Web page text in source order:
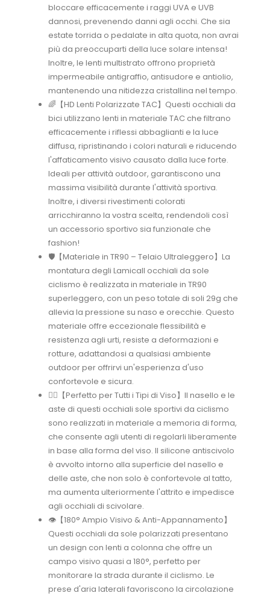
bloccare efficacemente i raggi UVA e UVB
dannosi, prevenendo danni agli occhi. Che sia
estate torrida o pedalate in alta quota, non avrai
più da preoccuparti della luce solare intensa!
Inoltre, le lenti multistrato offrono proprietà
impermeabile antigraffio, antisudore e antiolio,
mantenendo una nitidezza cristallina nel tempo.
🌈【HD Lenti Polarizzate TAC】Questi occhiali da
bici utilizzano lenti in materiale TAC che filtrano
efficacemente i riflessi abbaglianti e la luce
diffusa, ripristinando i colori naturali e riducendo
l'affaticamento visivo causato dalla luce forte.
Ideali per attività outdoor, garantiscono una
massima visibilità durante l'attività sportiva.
Inoltre, i diversi rivestimenti colorati
arricchiranno la vostra scelta, rendendoli così
un accessorio sportivo sia funzionale che
fashion!
🛡️【Materiale in TR90 – Telaio Ultraleggero】La
montatura degli Lamicall occhiali da sole
ciclismo è realizzata in materiale in TR90
superleggero, con un peso totale di soli 29g che
allevia la pressione su naso e orecchie. Questo
materiale offre eccezionale flessibilità e
resistenza agli urti, resiste a deformazioni e
rotture, adattandosi a qualsiasi ambiente
outdoor per offrirvi un'esperienza d'uso
confortevole e sicura.
🚴‍♂️【Perfetto per Tutti i Tipi di Viso】Il nasello e le
aste di questi occhiali sole sportivi da ciclismo
sono realizzati in materiale a memoria di forma,
che consente agli utenti di regolarli liberamente
in base alla forma del viso. Il silicone antiscivolo
è avvolto intorno alla superficie del nasello e
delle aste, che non solo è confortevole al tatto,
ma aumenta ulteriormente l'attrito e impedisce
agli occhiali di scivolare.
👁️【180° Ampio Visivo & Anti-Appannamento】
Questi occhiali da sole polarizzati presentano
un design con lenti a colonna che offre un
campo visivo quasi a 180°, perfetto per
monitorare la strada durante il ciclismo. Le
prese d'aria laterali favoriscono la circolazione